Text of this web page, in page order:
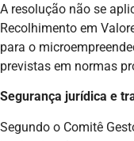
A resolução não se
Recolhimento em
para o
previstas em normas
Segurança jurídica e
Segundo o Comitê